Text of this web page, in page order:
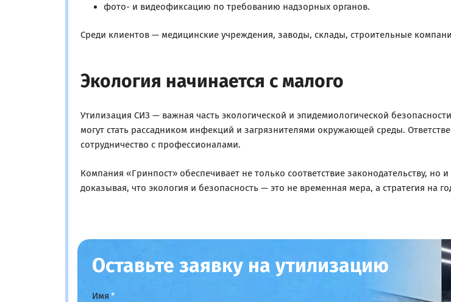
фото- и видеофиксацию по требованию надзорных органов.
Среди клиентов — медицинские учреждения, заводы, склады, строительные
Экология начинается с малого
Утилизация СИЗ — важная часть экологической и эпидемиологической
могут стать рассадником инфекций и загрязнителями окружающей среды.
сотрудничество с профессионалами.
Компания «Гринпост» обеспечивает не только соответствие законодательству,
доказывая, что экология и безопасность — это не временная мера, а стратегия на
Оставьте заявку на утилизацию
Имя